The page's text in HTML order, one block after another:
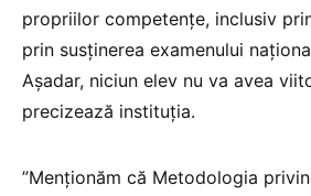
propriilor competențe, inclusiv
prin susținerea examenului
Așadar, niciun elev nu va avea
precizează instituția.
”Menționăm că Metodologia